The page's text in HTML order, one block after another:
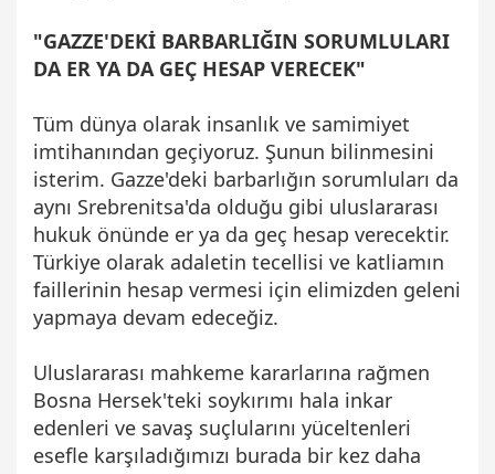
"GAZZE'DEKİ BARBARLIĞIN SORUMLULARI
DA ER YA DA GEÇ HESAP VERECEK"
Tüm dünya olarak insanlık ve samimiyet
imtihanından geçiyoruz. Şunun bilinmesini
isterim. Gazze'deki barbarlığın sorumluları da
aynı Srebrenitsa'da olduğu gibi uluslararası
hukuk önünde er ya da geç hesap verecektir.
Türkiye olarak adaletin tecellisi ve katliamın
faillerinin hesap vermesi için elimizden geleni
yapmaya devam edeceğiz.
Uluslararası mahkeme kararlarına rağmen
Bosna Hersek'teki soykırımı hala inkar
edenleri ve savaş suçlularını yüceltenleri
esefle karşıladığımızı burada bir kez daha